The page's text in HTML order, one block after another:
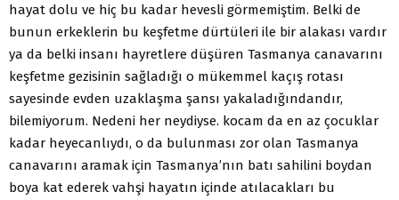
hayat dolu ve hiç bu kadar hevesli görmemiştim. Belki de
bunun erkeklerin bu keşfetme dürtüleri ile bir alakası vardır
ya da belki insanı hayretlere düşüren Tasmanya canavarını
keşfetme gezisinin sağladığı o mükemmel kaçış rotası
sayesinde evden uzaklaşma şansı yakaladığındandır,
bilemiyorum. Nedeni her neydiyse. kocam da en az çocuklar
kadar heyecanlıydı, o da bulunması zor olan Tasmanya
canavarını aramak için Tasmanya’nın batı sahilini boydan
boya kat ederek vahşi hayatın içinde atılacakları bu